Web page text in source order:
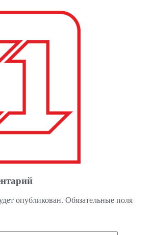
опубликован. Обязательные поля